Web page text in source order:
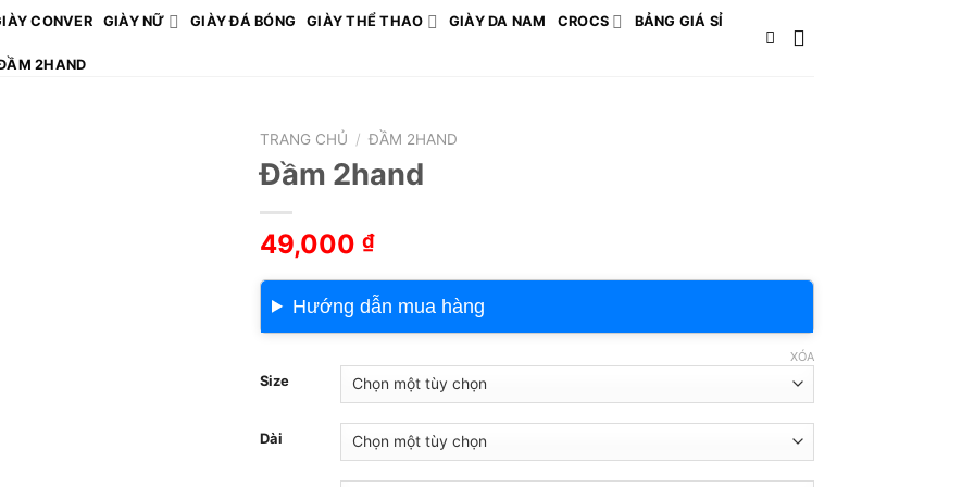
CONVER GIÀY NỮ GIÀY ĐÁ BÓNG GIÀY THỂ THAO GIÀY DA NAM CROCS BẢNG GIÁ SỈ
2HAND
TRANG CHỦ / ĐẦM 2HAND
Đầm 2hand
49,000 ₫
Hướng dẫn mua hàng
Size
Dài
XÓA